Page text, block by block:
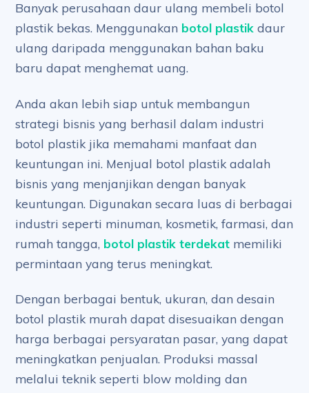
Banyak perusahaan daur ulang membeli botol
plastik bekas. Menggunakan botol plastik daur
ulang daripada menggunakan bahan baku
baru dapat menghemat uang.
Anda akan lebih siap untuk membangun
strategi bisnis yang berhasil dalam industri
botol plastik jika memahami manfaat dan
keuntungan ini. Menjual botol plastik adalah
bisnis yang menjanjikan dengan banyak
keuntungan. Digunakan secara luas di berbagai
industri seperti minuman, kosmetik, farmasi, dan
rumah tangga, botol plastik terdekat memiliki
permintaan yang terus meningkat.
Dengan berbagai bentuk, ukuran, dan desain
botol plastik murah dapat disesuaikan dengan
harga berbagai persyaratan pasar, yang dapat
meningkatkan penjualan. Produksi massal
melalui teknik seperti blow molding dan